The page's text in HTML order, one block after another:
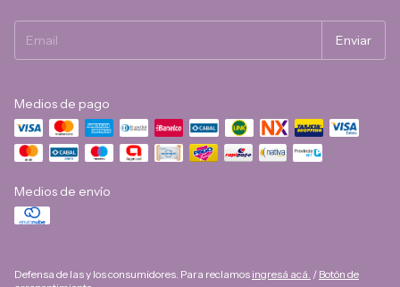
Medios de pago
Medios de envío
Defensa de las y los consumidores. Para reclamos ingresá acá. / Botón de